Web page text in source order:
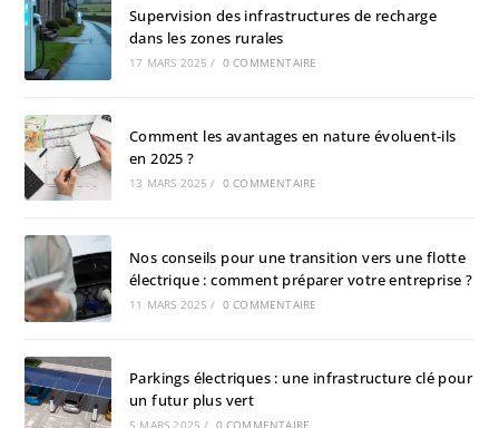
Supervision des infrastructures de recharge
dans les zones rurales
17 MARS 2025 / 0 COMMENTAIRE
Comment les avantages en nature évoluent-ils
en 2025 ?
13 MARS 2025 / 0 COMMENTAIRE
Nos conseils pour une transition vers une flotte
électrique : comment préparer votre entreprise ?
11 MARS 2025 / 0 COMMENTAIRE
Parkings électriques : une infrastructure clé pour
un futur plus vert